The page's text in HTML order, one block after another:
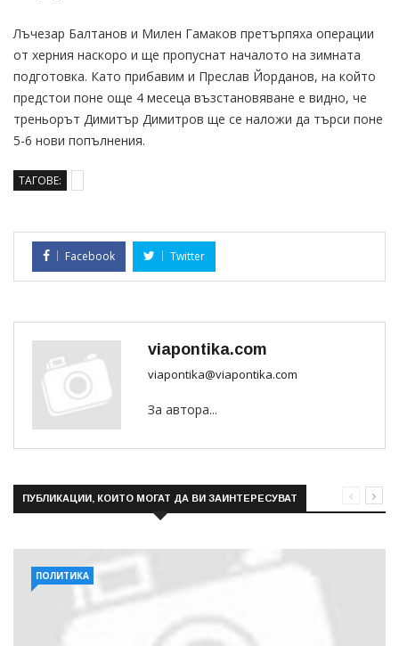
Лъчезар Балтанов и Милен Гамаков претърпяха операции
от херния наскоро и ще пропуснат началото на зимната
подготовка. Като прибавим и Преслав Йорданов, на който
предстои поне още 4 месеца възстановяване е видно, че
треньорът Димитър Димитров ще се наложи да търси поне
5-6 нови попълнения.
ТАГОВЕ:
Facebook Twitter
viapontika.com
viapontika@viapontika.com
За автора...
ПУБЛИКАЦИИ, КОИТО МОГАТ ДА ВИ ЗАИНТЕРЕСУВАТ
ПОЛИТИКА